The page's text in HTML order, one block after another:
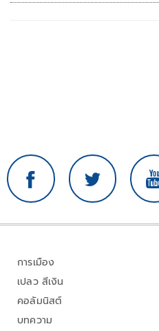
การเมือง
เปลว สีเงิน
คอลัมนิสต์
บทความ